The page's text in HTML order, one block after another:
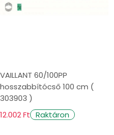
VAILLANT 60/100PP
hosszabbítócső 100 cm (
303903 )
12.002 Ft Raktáron